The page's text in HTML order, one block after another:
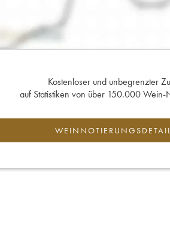
Kostenloser und unbegrenzter
auf Statistiken von über 150.000 Wein-